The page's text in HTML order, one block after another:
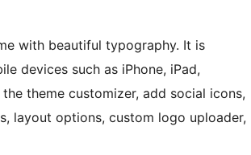
with beautiful typography. It is
devices such as iPhone, iPad,
theme customizer, add social icons,
layout options, custom logo uploader,